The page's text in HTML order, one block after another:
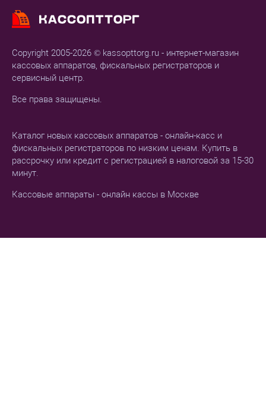
Copyright 2005-2026 © kassopttorg.ru - интернет-магазин
кассовых аппаратов, фискальных регистраторов и
сервисный центр.
Все права защищены.
Каталог новых кассовых аппаратов - онлайн-касс и
фискальных регистраторов по низким ценам. Купить в
рассрочку или кредит с регистрацией в налоговой за 15-30
минут.
Кассовые аппараты - онлайн кассы в Москве